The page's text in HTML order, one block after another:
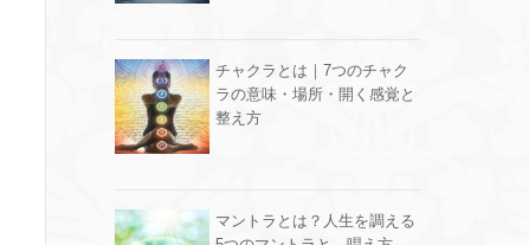
チャクラとは｜7つのチャク
ラの意味・場所・開く感覚と
整え方
マントラとは？人生を調える